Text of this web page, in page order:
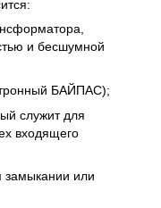
и бесшумной
БАЙПАС);
служит для
входящего
замыкании или